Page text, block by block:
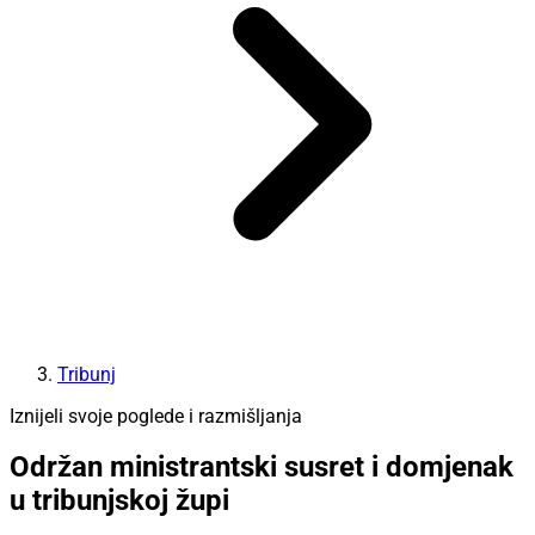
Tribunj
Iznijeli svoje poglede i razmišljanja
Održan ministrantski susret i domjenak
u tribunjskoj župi